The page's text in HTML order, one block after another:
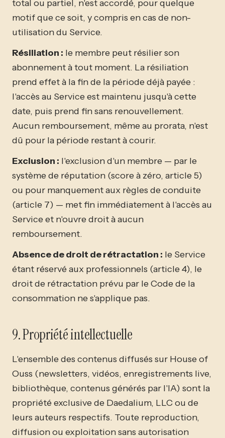
total ou partiel, n'est accordé, pour quelque
motif que ce soit, y compris en cas de non-
utilisation du Service.
Résiliation : le membre peut résilier son
abonnement à tout moment. La résiliation
prend effet à la fin de la période déjà payée :
l'accès au Service est maintenu jusqu'à cette
date, puis prend fin sans renouvellement.
Aucun remboursement, même au prorata, n'est
dû pour la période restant à courir.
Exclusion : l'exclusion d'un membre — par le
système de réputation (score à zéro, article 5)
ou pour manquement aux règles de conduite
(article 7) — met fin immédiatement à l'accès au
Service et n'ouvre droit à aucun
remboursement.
Absence de droit de rétractation : le Service
étant réservé aux professionnels (article 4), le
droit de rétractation prévu par le Code de la
consommation ne s'applique pas.
9. Propriété intellectuelle
L'ensemble des contenus diffusés sur House of
Ouss (newsletters, vidéos, enregistrements live,
bibliothèque, contenus générés par l'IA) sont la
propriété exclusive de Daedalium, LLC ou de
leurs auteurs respectifs. Toute reproduction,
diffusion ou exploitation sans autorisation